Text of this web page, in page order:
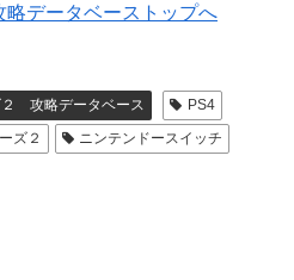
データベーストップへ
２ 攻略データベース
PS4
ズ２
ニンテンドースイッチ